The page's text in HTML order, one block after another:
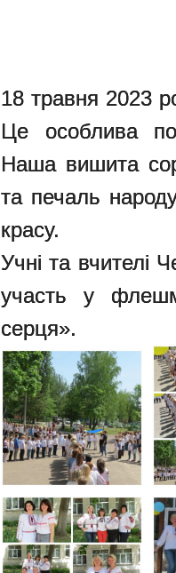
18 травня 2023
Це особлива
Наша вишита
та печаль
красу.
Учні та вчителі
участь у
серця».